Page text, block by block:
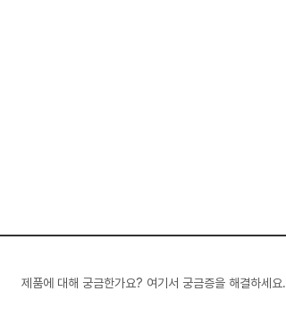
제품에 대해 궁금한가요? 여기서 궁금증을 해결하세요.